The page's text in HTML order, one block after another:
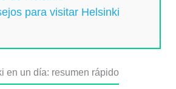
para visitar Helsinki
en un día: resumen rápido